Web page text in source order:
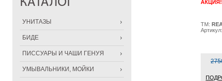
УНИТАЗЫ
БИДЕ
ПИССУАРЫ И ЧАШИ ГЕНУЯ
УМЫВАЛЬНИКИ, МОЙКИ
АКЦИЯ!
ТМ: